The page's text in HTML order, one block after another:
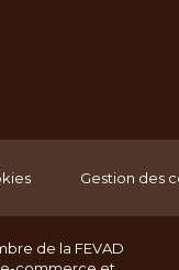
Gestion des
de la FEVAD